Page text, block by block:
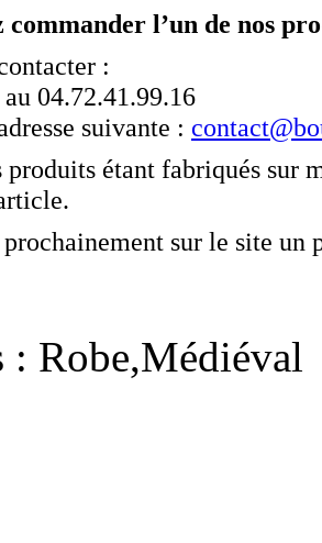
commander l’un de nos
:
04.72.41.99.16
suivante :
produits étant fabriqués sur
sur le site un
: Robe,Médiéval